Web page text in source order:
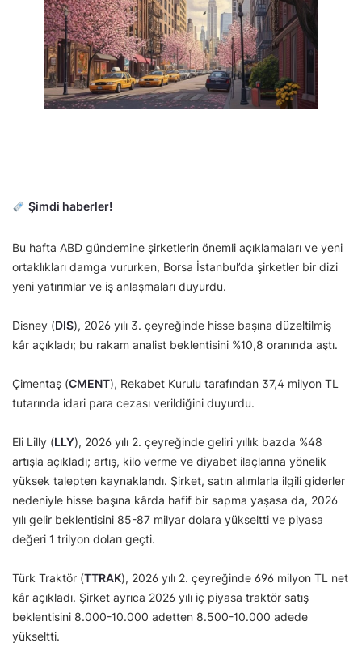
Şimdi haberler!
Bu hafta ABD gündemine şirketlerin önemli açıklamaları ve yeni
ortaklıkları damga vururken, Borsa İstanbul’da şirketler bir dizi
yeni yatırımlar ve iş anlaşmaları duyurdu.
Disney (DIS), 2026 yılı 3. çeyreğinde hisse başına düzeltilmiş
kâr açıkladı; bu rakam analist beklentisini %10,8 oranında aştı.
Çimentaş (CMENT), Rekabet Kurulu tarafından 37,4 milyon TL
tutarında idari para cezası verildiğini duyurdu.
Eli Lilly (LLY), 2026 yılı 2. çeyreğinde geliri yıllık bazda %48
artışla açıkladı; artış, kilo verme ve diyabet ilaçlarına yönelik
yüksek talepten kaynaklandı. Şirket, satın alımlarla ilgili giderler
nedeniyle hisse başına kârda hafif bir sapma yaşasa da, 2026
yılı gelir beklentisini 85-87 milyar dolara yükseltti ve piyasa
değeri 1 trilyon doları geçti.
Türk Traktör (TTRAK), 2026 yılı 2. çeyreğinde 696 milyon TL net
kâr açıkladı. Şirket ayrıca 2026 yılı iç piyasa traktör satış
beklentisini 8.000-10.000 adetten 8.500-10.000 adede
yükseltti.